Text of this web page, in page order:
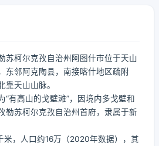
苏柯尔克孜自治州阿图什市位于天山
东邻阿克陶县，南接喀什地区疏附
靠天山山脉。
“有高山的戈壁滩”，因境内多戈壁和
勒苏柯尔克孜自治州首府，隶属于新
米，人口约16万（2020年数据），其